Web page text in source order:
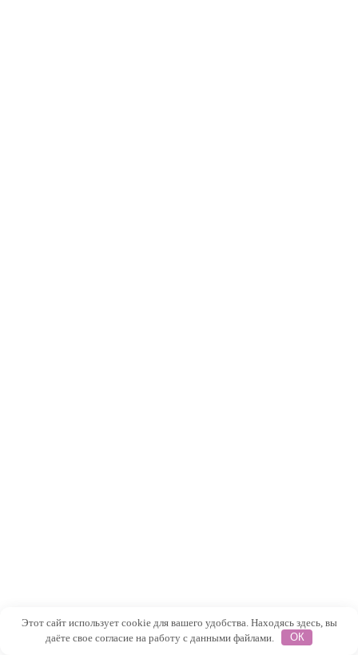
Этот сайт использует cookie для вашего удобства. Находясь здесь, вы
даёте свое согласие на работу с данными файлами.
ОК